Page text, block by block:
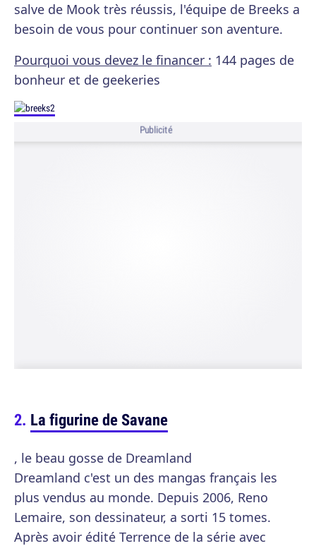
salve de Mook très réussis, l'équipe de Breeks a
besoin de vous pour continuer son aventure.
Pourquoi vous devez le financer : 144 pages de
bonheur et de geekeries
Publicité
La figurine de Savane
, le beau gosse de Dreamland
Dreamland c'est un des mangas français les
plus vendus au monde. Depuis 2006, Reno
Lemaire, son dessinateur, a sorti 15 tomes.
Après avoir édité Terrence de la série avec